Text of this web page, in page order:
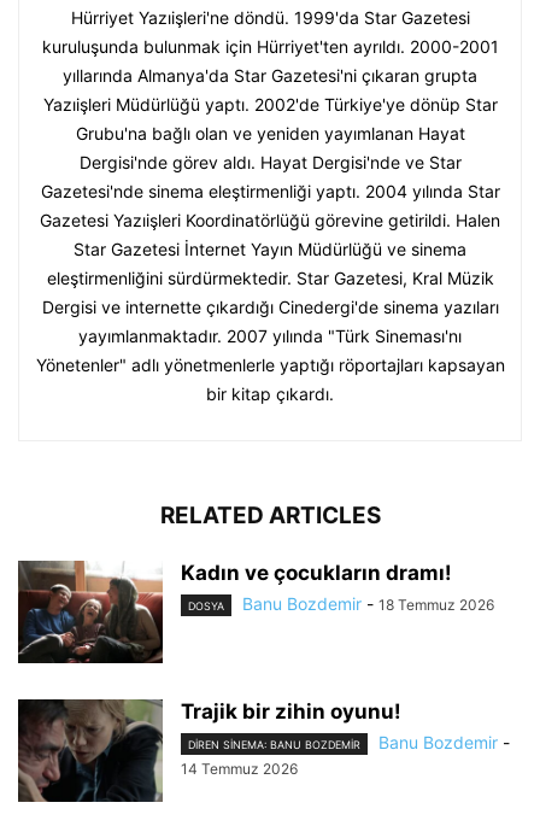
Hürriyet Yazıişleri'ne döndü. 1999'da Star Gazetesi
kuruluşunda bulunmak için Hürriyet'ten ayrıldı. 2000-2001
yıllarında Almanya'da Star Gazetesi'ni çıkaran grupta
Yazıişleri Müdürlüğü yaptı. 2002'de Türkiye'ye dönüp Star
Grubu'na bağlı olan ve yeniden yayımlanan Hayat
Dergisi'nde görev aldı. Hayat Dergisi'nde ve Star
Gazetesi'nde sinema eleştirmenliği yaptı. 2004 yılında Star
Gazetesi Yazıişleri Koordinatörlüğü görevine getirildi. Halen
Star Gazetesi İnternet Yayın Müdürlüğü ve sinema
eleştirmenliğini sürdürmektedir. Star Gazetesi, Kral Müzik
Dergisi ve internette çıkardığı Cinedergi'de sinema yazıları
yayımlanmaktadır. 2007 yılında "Türk Sineması'nı
Yönetenler" adlı yönetmenlerle yaptığı röportajları kapsayan
bir kitap çıkardı.
RELATED ARTICLES
Kadın ve çocukların dramı!
DOSYA Banu Bozdemir - 18 Temmuz 2026
Trajik bir zihin oyunu!
DIREN SINEMA: BANU BOZDEMIR Banu Bozdemir -
14 Temmuz 2026